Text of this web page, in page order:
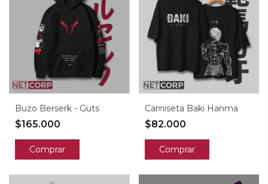
Buzo Berserk - Guts
$165.000
Comprar
Camiseta Baki Hanma
$82.000
Comprar